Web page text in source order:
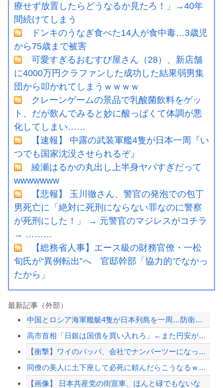
療せず放置したらどうなるか見たろ！」→40年
間続けてしまう
ドンキのうなぎ食べた14人が食中毒…3歳児
から75歳まで被害
可愛すぎるおむすび屋さん（28）、新店舗
に4000万円クラファンした成功した結果弱男集
団から叩かれてしまうｗｗｗｗ
クレーンゲームの景品で乳酸菌飲料をゲッ
ト、だが飲んでみると妙に酸っぱくて体調が悪
化してしまい……
【速報】 中露の武装軍艦4隻が日本一周『い
つでも国家沈没させられるぞ』
綾瀬はるかの丸出し上半身ヤバすぎだって
wwwwwww
【悲報】 玉川徹さん、警官の発泡での包丁
男死亡に「絶対に死刑にならない罪なのに警察
が死刑にした！」 → 元警官のマジレスがコチラ
→ ………
【総務省人事】エース級の財務官僚・一松
旬氏が“異例転出”へ 官邸幹部「協力的でなかっ
たから」
最新記事（外部）
中国とロシア海軍艦艇4隻が日本列島を一周…防衛省が全航路を公開！
高市首相「日銀は国債を買い入れろ」←また円安が進行するやん
【衝撃】ワイのパッパ、会社でナンバーツーになった結果ｗｗｗｗｗｗｗｗｗｗ
同僚の美人に土下座して必死に頼んだらこうなるｗｗｗ
【画像】 日本共産党の街宣車、ほんと碌でもないな